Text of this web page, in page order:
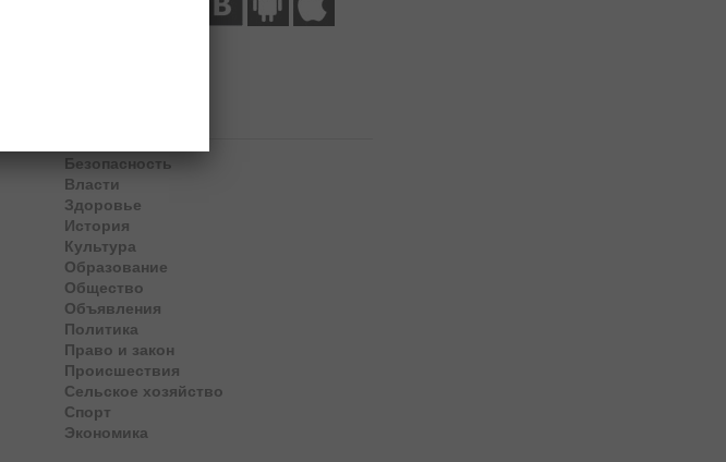
Безопасность
Власти
Здоровье
История
Культура
Образование
Общество
Объявления
Политика
Право и закон
Происшествия
Сельское хозяйство
Спорт
Экономика